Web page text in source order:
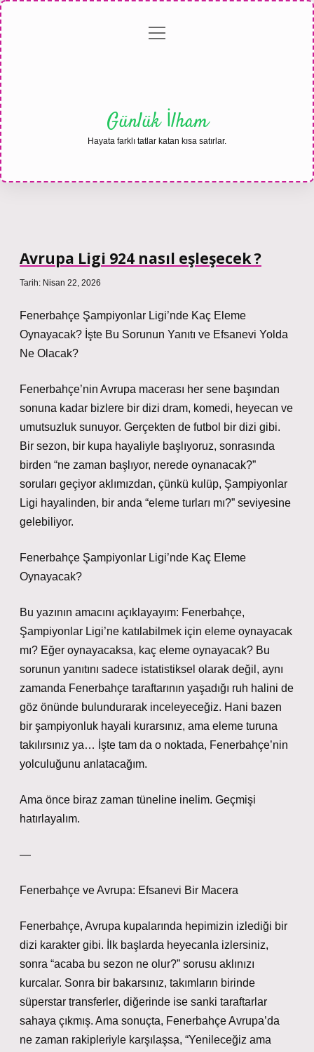
Gizlilikmenüyü
Günlük İlham
Hayata farklı tatlar katan kısa satırlar.
Avrupa Ligi 924 nasıl eşleşecek ?
Tarih: Nisan 22, 2026
Fenerbahçe Şampiyonlar Ligi’nde Kaç Eleme
Oynayacak? İşte Bu Sorunun Yanıtı ve Efsanevi Yolda
Ne Olacak?
Fenerbahçe’nin Avrupa macerası her sene başından
sonuna kadar bizlere bir dizi dram, komedi, heyecan ve
umutsuzluk sunuyor. Gerçekten de futbol bir dizi gibi.
Bir sezon, bir kupa hayaliyle başlıyoruz, sonrasında
birden “ne zaman başlıyor, nerede oynanacak?”
soruları geçiyor aklımızdan, çünkü kulüp, Şampiyonlar
Ligi hayalinden, bir anda “eleme turları mı?” seviyesine
gelebiliyor.
Fenerbahçe Şampiyonlar Ligi’nde Kaç Eleme
Oynayacak?
Bu yazının amacını açıklayayım: Fenerbahçe,
Şampiyonlar Ligi’ne katılabilmek için eleme oynayacak
mı? Eğer oynayacaksa, kaç eleme oynayacak? Bu
sorunun yanıtını sadece istatistiksel olarak değil, aynı
zamanda Fenerbahçe taraftarının yaşadığı ruh halini de
göz önünde bulundurarak inceleyeceğiz. Hani bazen
bir şampiyonluk hayali kurarsınız, ama eleme turuna
takılırsınız ya… İşte tam da o noktada, Fenerbahçe’nin
yolculuğunu anlatacağım.
Ama önce biraz zaman tüneline inelim. Geçmişi
hatırlayalım.
—
Fenerbahçe ve Avrupa: Efsanevi Bir Macera
Fenerbahçe, Avrupa kupalarında hepimizin izlediği bir
dizi karakter gibi. İlk başlarda heyecanla izlersiniz,
sonra “acaba bu sezon ne olur?” sorusu aklınızı
kurcalar. Sonra bir bakarsınız, takımların birinde
süperstar transferler, diğerinde ise sanki taraftarlar
sahaya çıkmış. Ama sonuçta, Fenerbahçe Avrupa’da
ne zaman rakipleriyle karşılaşsa, “Yenileceğiz ama